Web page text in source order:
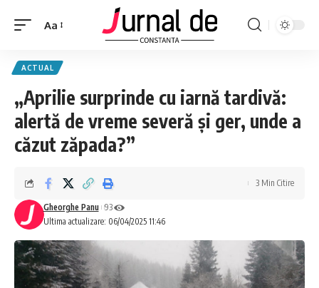
Aa
ACTUAL
„Aprilie surprinde cu iarnă tardivă:
alertă de vreme severă și ger, unde a
căzut zăpada?”
Ultima actualizare: 06/04/2025 11:46
Gheorghe Panu 93
3 Min Citire